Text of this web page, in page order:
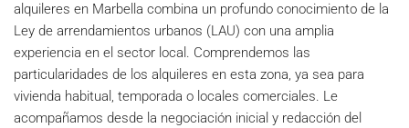
alquileres en Marbella combina un profundo conocimiento de la
Ley de arrendamientos urbanos (LAU) con una amplia
experiencia en el sector local. Comprendemos las
particularidades de los alquileres en esta zona, ya sea para
vivienda habitual, temporada o locales comerciales. Le
acompañamos desde la negociación inicial y redacción del